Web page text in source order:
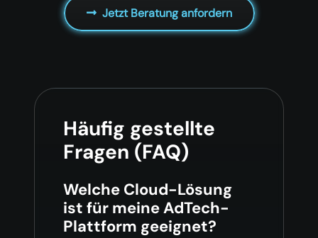
Jetzt Beratung anfordern
Häufig gestellte
Fragen (FAQ)
Welche Cloud-Lösung
ist für meine AdTech-
Plattform geeignet?